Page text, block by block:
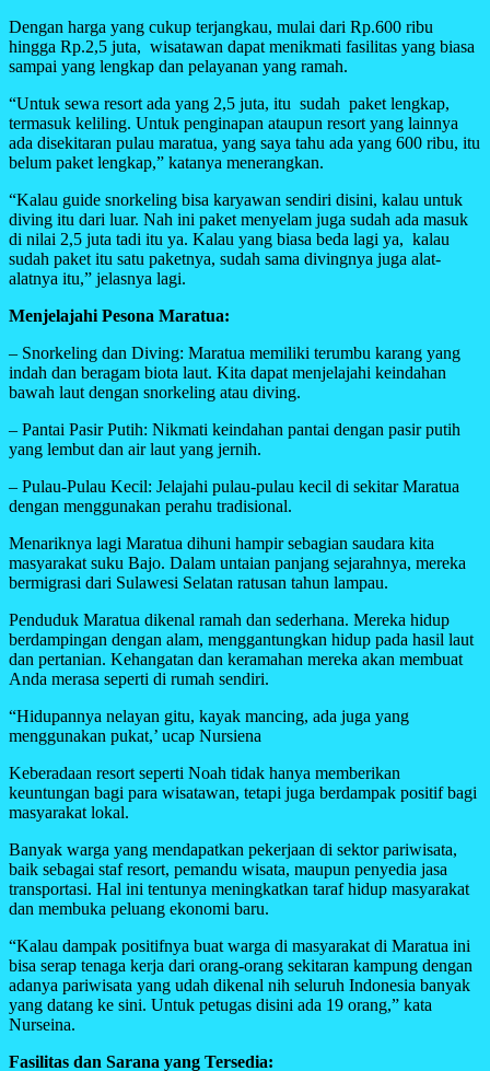
Dengan harga yang cukup terjangkau, mulai dari Rp.600 ribu
hingga Rp.2,5 juta, wisatawan dapat menikmati fasilitas yang biasa
sampai yang lengkap dan pelayanan yang ramah.
“Untuk sewa resort ada yang 2,5 juta, itu sudah paket lengkap,
termasuk keliling. Untuk penginapan ataupun resort yang lainnya
ada disekitaran pulau maratua, yang saya tahu ada yang 600 ribu, itu
belum paket lengkap,” katanya menerangkan.
“Kalau guide snorkeling bisa karyawan sendiri disini, kalau untuk
diving itu dari luar. Nah ini paket menyelam juga sudah ada masuk
di nilai 2,5 juta tadi itu ya. Kalau yang biasa beda lagi ya, kalau
sudah paket itu satu paketnya, sudah sama divingnya juga alat-
alatnya itu,” jelasnya lagi.
Menjelajahi Pesona Maratua:
– Snorkeling dan Diving: Maratua memiliki terumbu karang yang
indah dan beragam biota laut. Kita dapat menjelajahi keindahan
bawah laut dengan snorkeling atau diving.
– Pantai Pasir Putih: Nikmati keindahan pantai dengan pasir putih
yang lembut dan air laut yang jernih.
– Pulau-Pulau Kecil: Jelajahi pulau-pulau kecil di sekitar Maratua
dengan menggunakan perahu tradisional.
Menariknya lagi Maratua dihuni hampir sebagian saudara kita
masyarakat suku Bajo. Dalam untaian panjang sejarahnya, mereka
bermigrasi dari Sulawesi Selatan ratusan tahun lampau.
Penduduk Maratua dikenal ramah dan sederhana. Mereka hidup
berdampingan dengan alam, menggantungkan hidup pada hasil laut
dan pertanian. Kehangatan dan keramahan mereka akan membuat
Anda merasa seperti di rumah sendiri.
“Hidupannya nelayan gitu, kayak mancing, ada juga yang
menggunakan pukat,’ ucap Nursiena
Keberadaan resort seperti Noah tidak hanya memberikan
keuntungan bagi para wisatawan, tetapi juga berdampak positif bagi
masyarakat lokal.
Banyak warga yang mendapatkan pekerjaan di sektor pariwisata,
baik sebagai staf resort, pemandu wisata, maupun penyedia jasa
transportasi. Hal ini tentunya meningkatkan taraf hidup masyarakat
dan membuka peluang ekonomi baru.
“Kalau dampak positifnya buat warga di masyarakat di Maratua ini
bisa serap tenaga kerja dari orang-orang sekitaran kampung dengan
adanya pariwisata yang udah dikenal nih seluruh Indonesia banyak
yang datang ke sini. Untuk petugas disini ada 19 orang,” kata
Nurseina.
Fasilitas dan Sarana yang Tersedia: